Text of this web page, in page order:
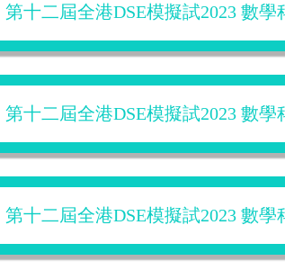
第十二屆全港DSE模擬試2023 數學
第十二屆全港DSE模擬試2023 數學
第十二屆全港DSE模擬試2023 數學